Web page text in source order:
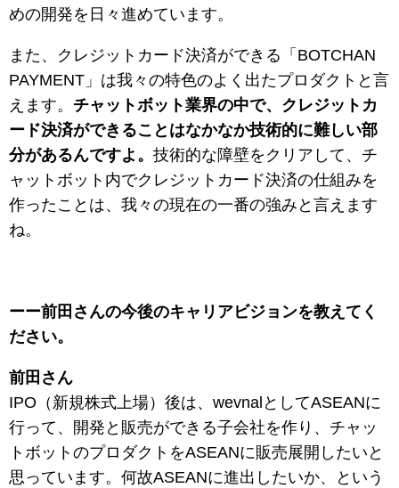
めの開発を日々進めています。
また、クレジットカード決済ができる「BOTCHAN
PAYMENT」は我々の特色のよく出たプロダクトと言
えます。 チャットボット業界の中で、クレジットカ
ード決済ができることはなかなか技術的に難しい部
分があるんですよ。 技術的な障壁をクリアして、チ
ャットボット内でクレジットカード決済の仕組みを
作ったことは、我々の現在の一番の強みと言えます
ね。
ーー前田さんの今後のキャリアビジョンを教えてく
ださい。
前田さん
IPO（新規株式上場）後は、wevnalとしてASEANに
行って、開発と販売ができる子会社を作り、チャッ
トボットのプロダクトをASEANに販売展開したいと
思っています。何故ASEANに進出したいか、という